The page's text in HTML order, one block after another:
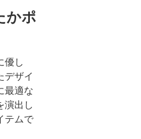
かポ
優し
デザイ
最適な
演出し
テムで